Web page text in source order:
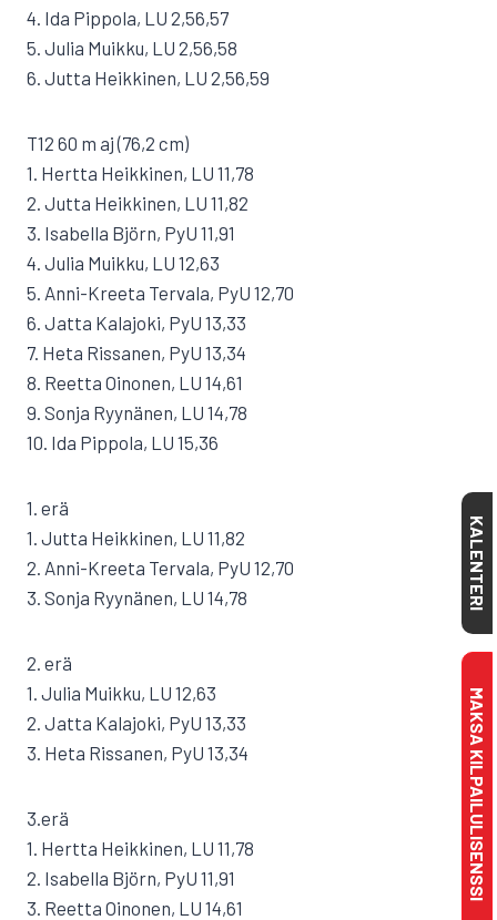
4. Ida Pippola, LU 2,56,57
5. Julia Muikku, LU 2,56,58
6. Jutta Heikkinen, LU 2,56,59
T12 60 m aj (76,2 cm)
1. Hertta Heikkinen, LU 11,78
2. Jutta Heikkinen, LU 11,82
3. Isabella Björn, PyU 11,91
4. Julia Muikku, LU 12,63
5. Anni-Kreeta Tervala, PyU 12,70
6. Jatta Kalajoki, PyU 13,33
7. Heta Rissanen, PyU 13,34
8. Reetta Oinonen, LU 14,61
9. Sonja Ryynänen, LU 14,78
10. Ida Pippola, LU 15,36
1. erä
1. Jutta Heikkinen, LU 11,82
2. Anni-Kreeta Tervala, PyU 12,70
3. Sonja Ryynänen, LU 14,78
2. erä
1. Julia Muikku, LU 12,63
2. Jatta Kalajoki, PyU 13,33
3. Heta Rissanen, PyU 13,34
3.erä
1. Hertta Heikkinen, LU 11,78
2. Isabella Björn, PyU 11,91
3. Reetta Oinonen, LU 14,61
KALENTERI
MAKSA KILPAILULISENSSI